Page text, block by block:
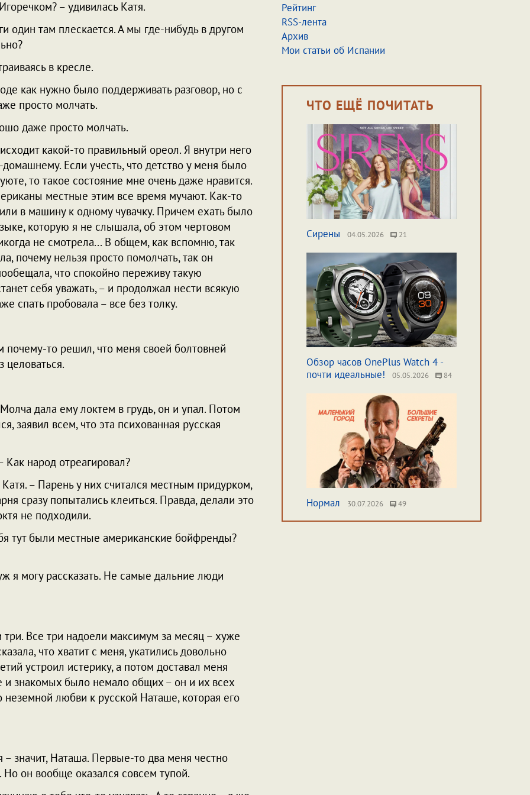
– удивилась Катя.
один там плескается. А мы где-нибудь в другом
в кресле.
как нужно было поддерживать разговор, но с
просто молчать.
даже просто молчать.
какой-то правильный ореол. Я внутри него
Если учесть, что детство у меня было
то такое состояние мне очень даже нравится.
местные этим все время мучают. Как-то
в машину к одному чувачку. Причем ехать было
которую я не слышала, об этом чертовом
не смотрела... В общем, как вспомню, так
почему нельзя просто помолчать, так он
что спокойно переживу такую
себя уважать, – и продолжал нести всякую
спать пробовала – все без толку.
то решил, что меня своей болтовней
целоваться.
дала ему локтем в грудь, он и упал. Потом
заявил всем, что эта психованная русская
Как народ отреагировал?
– Парень у них считался местным придурком,
сразу попытались клеиться. Правда, делали это
не подходили.
тут были местные американские бойфренды?
я могу рассказать. Не самые дальние люди
Все три надоели максимум за месяц – хуже
что хватит с меня, укатились довольно
устроил истерику, а потом доставал меня
и знакомых было немало общих – он и их всех
любви к русской Наташе, которая его
– значит, Наташа. Первые-то два меня честно
Но он вообще оказался совсем тупой.
Рейтинг
RSS-лента
Архив
Мои статьи об Испании
ЧТО ЕЩЁ ПОЧИТАТЬ
Сирены 04.05.2026 21
Обзор часов OnePlus Watch 4 -
почти идеальные!
05.05.2026 84
Нормал 30.07.2026 49